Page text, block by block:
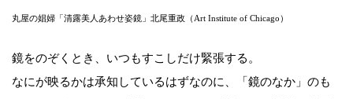
丸屋の娼婦「清露美人あわせ姿鏡」北尾重政（Art Institute of Chicago）
鏡をのぞくとき、いつもすこしだけ緊張する。
なにが映るかは承知しているはずなのに、「鏡のなか」のも